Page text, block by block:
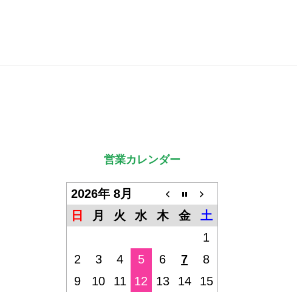
営業カレンダー
2026年 8月
日
月 火 水 木 金
土
1
2
3 4 5 6 7
8
9
10 11 12 13 14 15